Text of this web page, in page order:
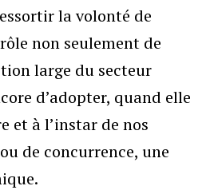
la volonté de
non seulement de
large du secteur
d’adopter, quand elle
et à l’instar de nos
de concurrence, une